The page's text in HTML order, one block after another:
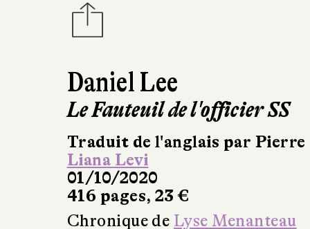
Daniel Lee
Le Fauteuil de l'officier SS
Traduit de l'anglais par
Liana Levi
01/10/2020
416 pages, 23 €
Chronique de Lyse Menanteau